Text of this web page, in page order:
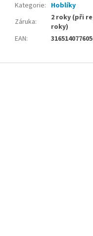
Kategorie: Hoblíky
Záruka:
2 roky (při
roky)
EAN: